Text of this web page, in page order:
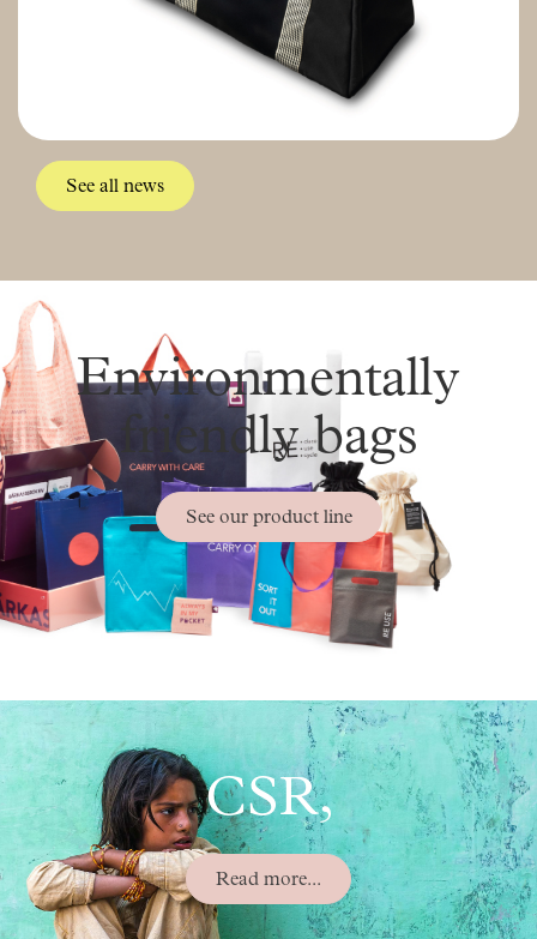
See all news
Environmentally
friendly bags
See our product line
CSR,
Read more...